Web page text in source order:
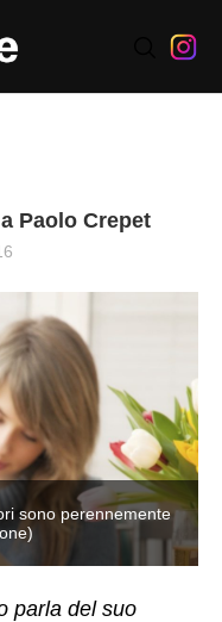
Paolo Crepet
sono perennemente
parla del suo